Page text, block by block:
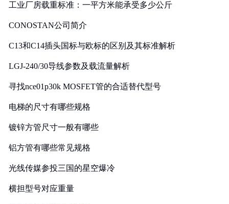
工业厂房载重标准：一平方米能承受多少公斤
CONOSTAN公司简介
C13和C14插头国标与欧标的区别及其标准解析
LGJ-240/30导线参数及载流量解析
寻找nce01p30k MOSFET管的合适替代型号
电梯的尺寸有哪些规格
镀锌方管尺寸一般有哪些
铝方管有哪些常见规格
光线传媒参投三国的星空爆冷
横担型号对应重量